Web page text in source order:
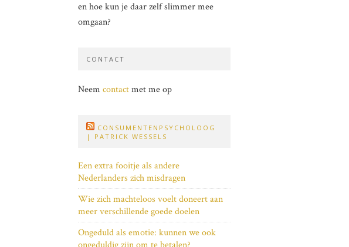
en hoe kun je daar zelf slimmer mee
omgaan?
CONTACT
Neem contactmet me op
CONSUMENTENPSYCHOLOOG
| PATRICK WESSELS
Een extra fooitje als andere
Nederlanders zich misdragen
Wie zich machteloos voelt doneert aan
meer verschillende goede doelen
Ongeduld als emotie: kunnen we ook